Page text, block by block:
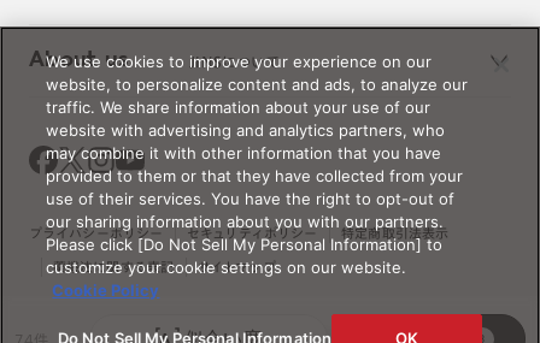
74件 似合い度
レンズ交換
オンラインギフト
価格案内
About us JINSについて
Magnify Life
会社概要
採用情報
法人のお客様
出店について
プライバシーポリシー セキュリティポリシー 特定商取引法表示
薬機法に関する表記 サイトマップ
© JINS Inc. All Rights Reserved.
We use cookies to improve your experience on our
website, to personalize content and ads, to analyze our
traffic. We share information about your use of our
website with advertising and analytics partners, who
may combine it with other information that you have
provided to them or that they have collected from your
use of their services. You have the right to opt-out of
our sharing information about you with our partners.
Please click [Do Not Sell My Personal Information] to
customize your cookie settings on our website.
Cookie Policy
Do Not Sell My Personal Information OK